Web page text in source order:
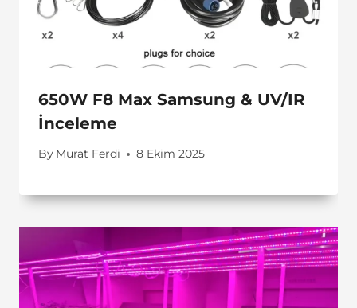
650W F8 Max Samsung & UV/IR
İnceleme
By Murat Ferdi 8 Ekim 2025